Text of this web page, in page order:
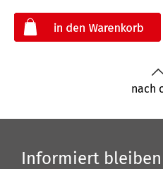
nach
Informiert bleiben